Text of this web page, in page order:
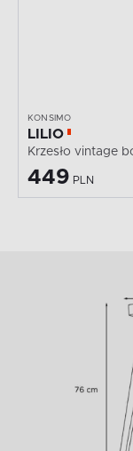
KONSIMO
LILIO
Krzesło vintage
449 PLN